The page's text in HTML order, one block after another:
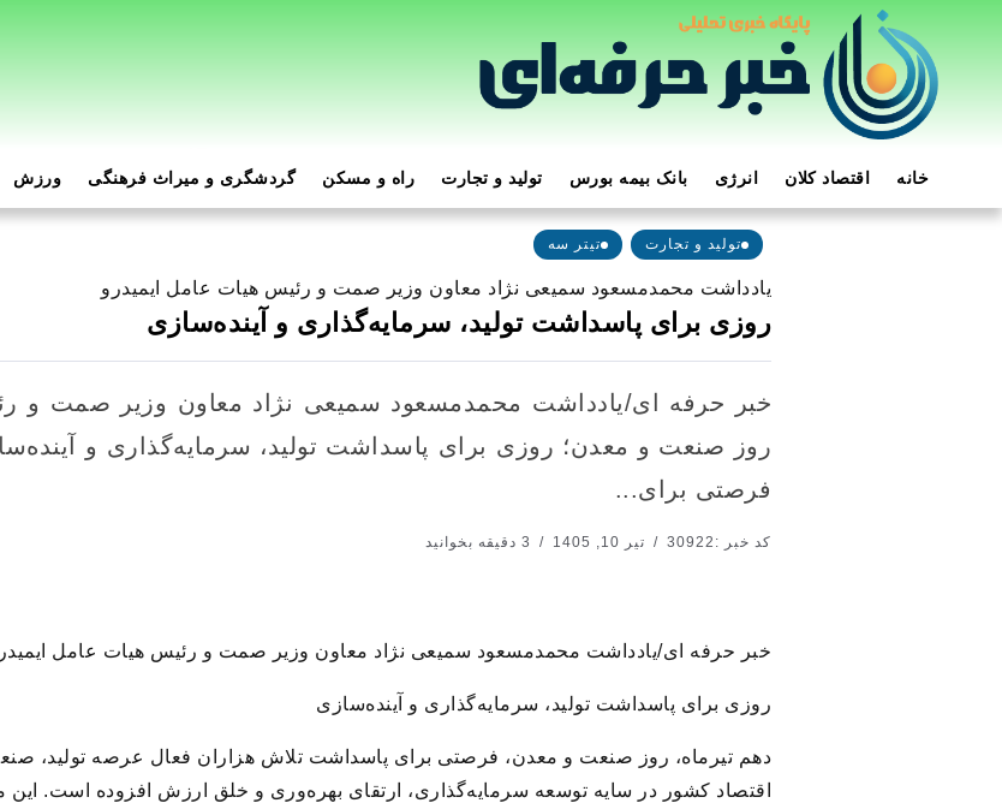
خانه اقتصاد کلان انرژی بانک بیمه بورس تولید و تجارت راه و مسکن گردشگری و میراث فرهنگی ورزش
تولید و تجارت تیتر سه
یادداشت محمدمسعود سمیعی نژاد معاون وزیر صمت و رئیس هیات عامل ایمیدرو
روزی برای پاسداشت تولید، سرمایه‌گذاری و آینده‌سازی
خبر حرفه ای/یادداشت محمدمسعود سمیعی نژاد معاون وزیر صمت و
روز صنعت و معدن؛ روزی برای پاسداشت تولید، سرمایه‌گذاری و
فرصتی برای...
کد خبر :30922 تیر 10, 1405
خبر حرفه ای/یادداشت محمدمسعود سمیعی نژاد معاون وزیر صمت و رئیس هیات عامل
روزی برای پاسداشت تولید، سرمایه‌گذاری و آینده‌سازی
دهم تیرماه، روز صنعت و معدن، فرصتی برای پاسداشت تلاش هزاران فعال عرصه تولید،
اقتصاد کشور در سایه توسعه سرمایه‌گذاری، ارتقای بهره‌وری و خلق ارزش افزوده است. این